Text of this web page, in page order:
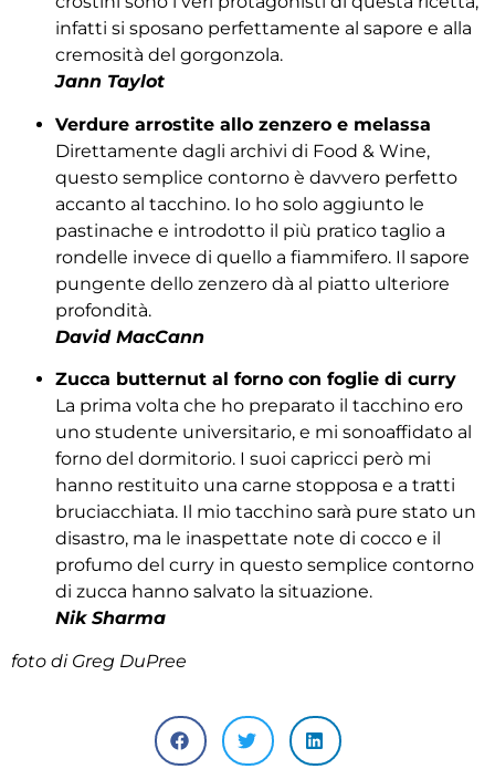
infatti si sposano perfettamente al sapore e alla
cremosità del gorgonzola.
Jann Taylot
Verdure arrostite allo zenzero e melassa
Direttamente dagli archivi di Food & Wine,
questo semplice contorno è davvero perfetto
accanto al tacchino. Io ho solo aggiunto le
pastinache e introdotto il più pratico taglio a
rondelle invece di quello a fiammifero. Il sapore
pungente dello zenzero dà al piatto ulteriore
profondità.
David MacCann
Zucca butternut al forno con foglie di curry
La prima volta che ho preparato il tacchino ero
uno studente universitario, e mi sonoaffidato al
forno del dormitorio. I suoi capricci però mi
hanno restituito una carne stopposa e a tratti
bruciacchiata. Il mio tacchino sarà pure stato un
disastro, ma le inaspettate note di cocco e il
profumo del curry in questo semplice contorno
di zucca hanno salvato la situazione.
Nik Sharma
foto di Greg DuPree